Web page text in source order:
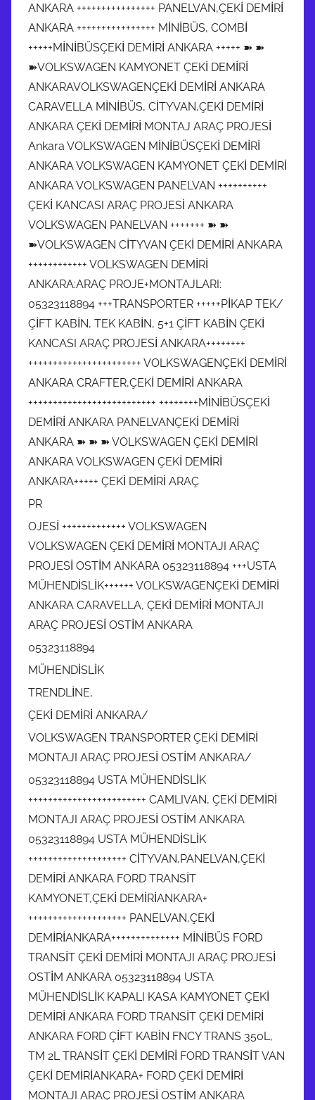
ANKARA ++++++++++++++++ PANELVAN,ÇEKİ DEMİRİ
ANKARA ++++++++++++++++ MİNİBÜS, COMBİ
+++++MİNİBÜSÇEKİ DEMİRİ ANKARA +++++ ➽ ➽
➽VOLKSWAGEN KAMYONET ÇEKİ DEMİRİ
ANKARAVOLKSWAGENÇEKİ DEMİRİ ANKARA
CARAVELLA MİNİBÜS, CİTYVAN,ÇEKİ DEMİRİ
ANKARA ÇEKİ DEMİRİ MONTAJ ARAÇ PROJESİ
Ankara VOLKSWAGEN MİNİBÜSÇEKİ DEMİRİ
ANKARA VOLKSWAGEN KAMYONET ÇEKİ DEMİRİ
ANKARA VOLKSWAGEN PANELVAN ++++++++++
ÇEKİ KANCASI ARAÇ PROJESİ ANKARA
VOLKSWAGEN PANELVAN +++++++ ➽ ➽
➽VOLKSWAGEN CİTYVAN ÇEKİ DEMİRİ ANKARA
++++++++++++ VOLKSWAGEN DEMİRİ
ANKARA:ARAÇ PROJE+MONTAJLARI:
05323118894 +++TRANSPORTER +++++PİKAP TEK/
ÇİFT KABİN, TEK KABİN, 5+1 ÇİFT KABİN ÇEKİ
KANCASI ARAÇ PROJESİ ANKARA++++++++
+++++++++++++++++++++++ VOLKSWAGENÇEKİ DEMİRİ
ANKARA CRAFTER,ÇEKİ DEMİRİ ANKARA
++++++++++++++++++++++++++ ++++++++MİNİBÜSÇEKİ
DEMİRİ ANKARA PANELVANÇEKİ DEMİRİ
ANKARA ➽ ➽ ➽ VOLKSWAGEN ÇEKİ DEMİRİ
ANKARA VOLKSWAGEN ÇEKİ DEMİRİ
ANKARA+++++ ÇEKİ DEMİRİ ARAÇ
PR
OJESİ +++++++++++++ VOLKSWAGEN
VOLKSWAGEN ÇEKİ DEMİRİ MONTAJI ARAÇ
PROJESİ OSTİM ANKARA 05323118894 +++USTA
MÜHENDİSLİK++++++ VOLKSWAGENÇEKİ DEMİRİ
ANKARA CARAVELLA, ÇEKİ DEMİRİ MONTAJI
ARAÇ PROJESİ OSTİM ANKARA
05323118894
MÜHENDİSLİK
TRENDLİNE,
ÇEKİ DEMİRİ ANKARA/
VOLKSWAGEN TRANSPORTER ÇEKİ DEMİRİ
MONTAJI ARAÇ PROJESİ OSTİM ANKARA/
05323118894 USTA MÜHENDİSLİK
++++++++++++++++++++++++ CAMLIVAN, ÇEKİ DEMİRİ
MONTAJI ARAÇ PROJESİ OSTİM ANKARA
05323118894 USTA MÜHENDİSLİK
++++++++++++++++++++ CİTYVAN,PANELVAN,ÇEKİ
DEMİRİ ANKARA FORD TRANSİT
KAMYONET,ÇEKİ DEMİRİANKARA+
++++++++++++++++++++ PANELVAN,ÇEKİ
DEMİRİANKARA++++++++++++++ MİNİBÜS FORD
TRANSİT ÇEKİ DEMİRİ MONTAJI ARAÇ PROJESİ
OSTİM ANKARA 05323118894 USTA
MÜHENDİSLİK KAPALI KASA KAMYONET ÇEKİ
DEMİRİ ANKARA FORD TRANSİT ÇEKİ DEMİRİ
ANKARA FORD ÇİFT KABİN FNCY TRANS 350L,
TM 2L TRANSİT ÇEKİ DEMİRİ FORD TRANSİT VAN
ÇEKİ DEMİRİANKARA+ FORD ÇEKİ DEMİRİ
MONTAJI ARAÇ PROJESİ OSTİM ANKARA